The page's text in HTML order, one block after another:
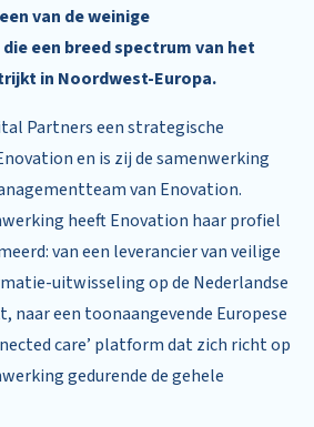
van de weinige
een breed spectrum van het
in Noordwest-Europa.
Partners een strategische
en is zij de samenwerking
van Enovation.
heeft Enovation haar profiel
van een leverancier van veilige
uitwisseling op de Nederlandse
naar een toonaangevende Europese
care’ platform dat zich richt op
gedurende de gehele